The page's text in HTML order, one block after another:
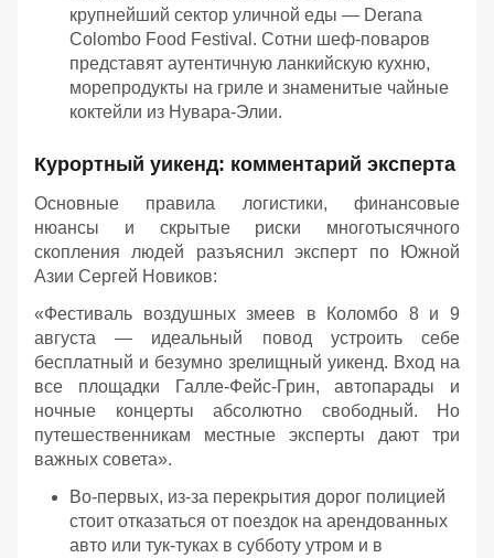
крупнейший сектор уличной еды — Derana
Colombo Food Festival. Сотни шеф-поваров
представят аутентичную ланкийскую кухню,
морепродукты на гриле и знаменитые чайные
коктейли из Нувара-Элии.
Курортный уикенд: комментарий эксперта
Основные правила логистики, финансовые
нюансы и скрытые риски многотысячного
скопления людей разъяснил эксперт по Южной
Азии Сергей Новиков:
«Фестиваль воздушных змеев в Коломбо 8 и 9
августа — идеальный повод устроить себе
бесплатный и безумно зрелищный уикенд. Вход на
все площадки Галле-Фейс-Грин, автопарады и
ночные концерты абсолютно свободный. Но
путешественникам местные эксперты дают три
важных совета».
Во-первых, из-за перекрытия дорог полицией
стоит отказаться от поездок на арендованных
авто или тук-туках в субботу утром и в